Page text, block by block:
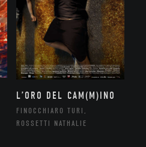
L’ORO DEL CAM(M)INO
FINOCCHIARO TURI,
ROSSETTI NATHALIE